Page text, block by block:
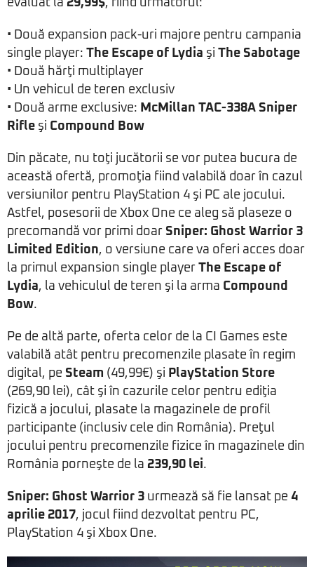
evaluat la 29,99$, fiind următorul:
• Două expansion pack-uri majore pentru campania
single player: The Escape of Lydia şi The Sabotage
• Două hărţi multiplayer
• Un vehicul de teren exclusiv
• Două arme exclusive: McMillan TAC-338A Sniper
Rifle şi Compound Bow
Din păcate, nu toţi jucătorii se vor putea bucura de
această ofertă, promoţia fiind valabilă doar în cazul
versiunilor pentru PlayStation 4 şi PC ale jocului.
Astfel, posesorii de Xbox One ce aleg să plaseze o
precomandă vor primi doar Sniper: Ghost Warrior 3
Limited Edition, o versiune care va oferi acces doar
la primul expansion single player The Escape of
Lydia, la vehiculul de teren şi la arma Compound
Bow.
Pe de altă parte, oferta celor de la CI Games este
valabilă atât pentru precomenzile plasate în regim
digital, pe Steam (49,99€) şi PlayStation Store
(269,90 lei), cât şi în cazurile celor pentru ediţia
fizică a jocului, plasate la magazinele de profil
participante (inclusiv cele din România). Preţul
jocului pentru precomenzile fizice în magazinele din
România porneşte de la 239,90 lei.
Sniper: Ghost Warrior 3 urmează să fie lansat pe 4
aprilie 2017, jocul fiind dezvoltat pentru PC,
PlayStation 4 şi Xbox One.